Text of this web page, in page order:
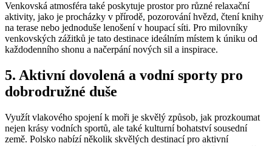
Venkovská atmosféra také poskytuje prostor pro různé relaxační
aktivity, jako je procházky v přírodě, pozorování hvězd, čtení knihy
na terase nebo jednoduše lenošení v houpací síti. Pro milovníky
venkovských zážitků je tato destinace ideálním místem k úniku od
každodenního shonu a načerpání nových sil a inspirace.
5. Aktivní dovolená a vodní sporty pro
dobrodružné duše
Využít vlakového spojení k moři je skvělý způsob, jak prozkoumat
nejen krásy vodních sportů, ale také kulturní bohatství sousední
země. Polsko nabízí několik skvělých destinací pro aktivní